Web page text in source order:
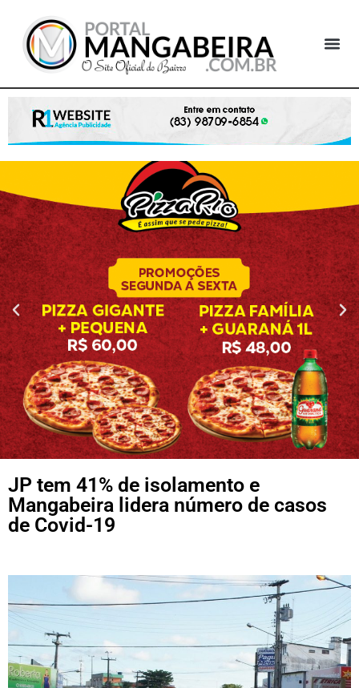
JP tem 41% de isolamento e
Mangabeira lidera número de casos
de Covid-19